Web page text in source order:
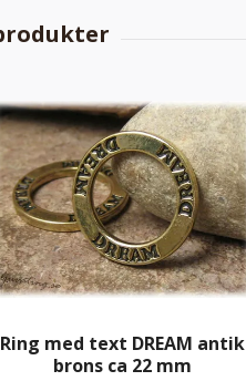
Ring med text DREAM antik
brons ca 22 mm